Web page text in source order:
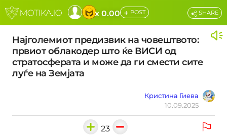
x 0.00 + POST
Најголемиот предизвик на човештвото:
првиот облакодер што ќе ВИСИ од
стратосферата и може да ги смести сите
луѓе на Земјата
Кристина Гиева
10.09.2025
SHARE
23